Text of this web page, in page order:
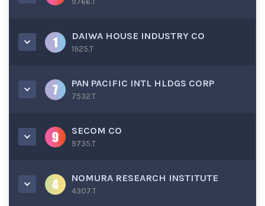
DAIWA HOUSE INDUSTRY CO
1925.T
PAN PACIFIC INTL HLDGS CORP
7532.T
SECOM CO
9735.T
NOMURA RESEARCH INSTITUTE
4307.T